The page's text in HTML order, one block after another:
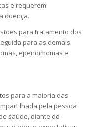
e requerem
doença.
para tratamento dos
para as demais
ependimomas e
para a maioria das
pela pessoa
saúde, diante do